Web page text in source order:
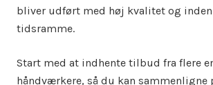
bliver udført med høj kvalitet og
tidsramme.
Start med at indhente tilbud fra flere
håndværkere, så du kan sammenligne